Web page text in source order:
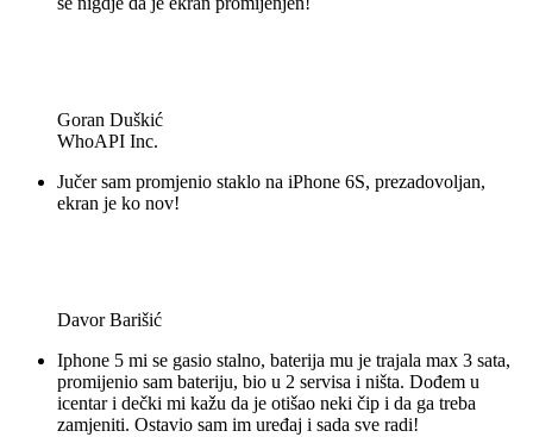
Goran Duškić
WhoAPI Inc.
Jučer sam promjenio staklo na iPhone 6S, prezadovoljan,
ekran je ko nov!
Davor Barišić
Iphone 5 mi se gasio stalno, baterija mu je trajala max 3 sata,
promijenio sam bateriju, bio u 2 servisa i ništa. Dođem u
icentar i dečki mi kažu da je otišao neki čip i da ga treba
zamjeniti. Ostavio sam im uređaj i sada sve radi!